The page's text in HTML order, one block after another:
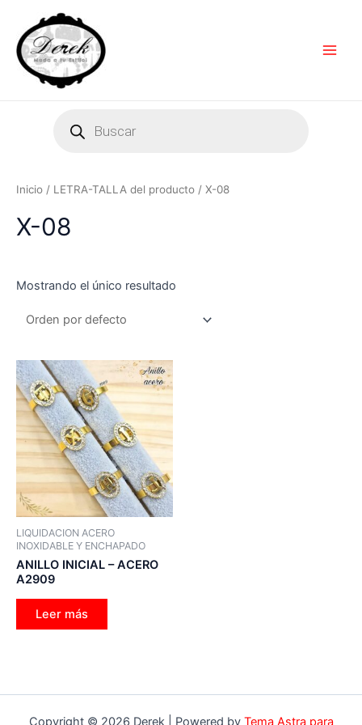
contenido
Inicio / LETRA-TALLA del producto / X-08
X-08
Mostrando el único resultado
LIQUIDACION ACERO
INOXIDABLE Y ENCHAPADO
ANILLO INICIAL – ACERO
A2909
Leer más
Copyright © 2026 Derek | Powered by Tema Astra para